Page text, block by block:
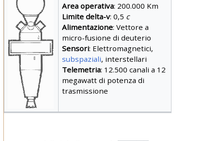
Area operativa: 200.000 Km
Limite delta-v: 0,5 c
Alimentazione: Vettore a
micro-fusione di deuterio
Sensori: Elettromagnetici,
subspaziali, interstellari
Telemetria: 12.500 canali a 12
megawatt di potenza di
trasmissione